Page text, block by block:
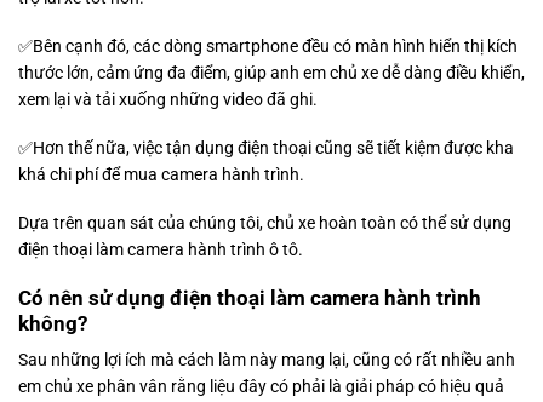
✅Bên cạnh đó, các dòng smartphone đều có màn hình hiển thị kích
thước lớn, cảm ứng đa điểm, giúp anh em chủ xe dễ dàng điều khiển,
xem lại và tải xuống những video đã ghi.
✅Hơn thế nữa, việc tận dụng điện thoại cũng sẽ tiết kiệm được kha
khá chi phí để mua camera hành trình.
Dựa trên quan sát của chúng tôi, chủ xe hoàn toàn có thể sử dụng
điện thoại làm camera hành trình ô tô.
Có nên sử dụng điện thoại làm camera hành trình
không?
Sau những lợi ích mà cách làm này mang lại, cũng có rất nhiều anh
em chủ xe phân vân rằng liệu đây có phải là giải pháp có hiệu quả